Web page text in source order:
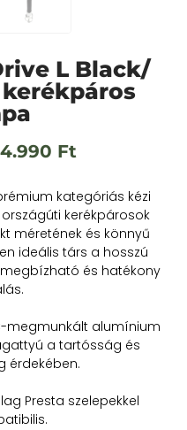
L Black/
Ft
kategóriás kézi
kerékpárosok
méretének és könnyű
ideális társ a hosszú
és hatékony
megmunkált alumínium
a tartósság és
érdekében.
Presta szelepekkel